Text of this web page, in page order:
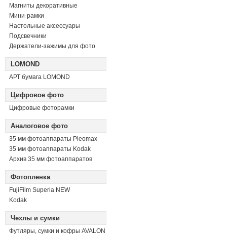
Магниты декоративные
Мини-рамки
Настольные аксессуары
Подсвечники
Держатели-зажимы для фото
LOMOND
АРТ бумага LOMOND
Цифровое фото
Цифровые фоторамки
Аналоговое фото
35 мм фотоаппараты Pleomax
35 мм фотоаппараты Kodak
Архив 35 мм фотоаппаратов
Фотопленка
FujiFilm Superia NEW
Kodak
Чехлы и сумки
Футляры, сумки и кофры AVALON